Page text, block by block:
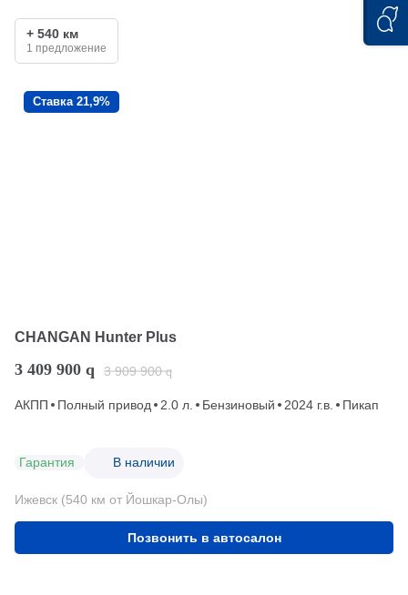
+ 540 км
1 предложение
Ставка 21,9%
CHANGAN Hunter Plus
3 409 900 q 3 909 900 q
АКПП Полный привод 2.0 л. Бензиновый 2024 г.в. Пикап
Гарантия В наличии
Ижевск (540 км от Йошкар-Олы)
Позвонить в автосалон